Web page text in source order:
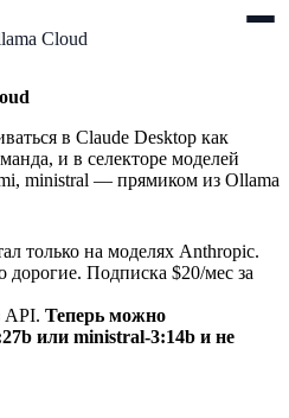
Cloud
в Claude Desktop как
и в селекторе моделей
ministral — прямиком из Ollama
только на моделях Anthropic.
Подписка $20/мес за
API. Теперь можно
или ministral-3:14b и не